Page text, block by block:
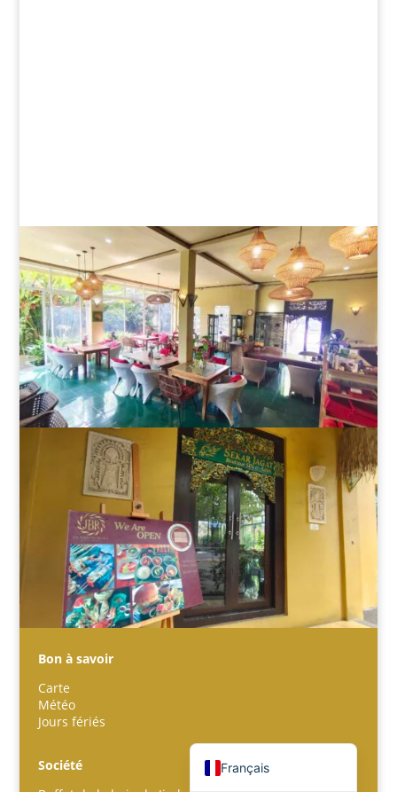
Bon à savoir
Carte
Météo
Jours fériés
Société
Français
हिन्दी
Bahasa Indonesia
Italiano
日本語
한국어
Português do Brasil
Español